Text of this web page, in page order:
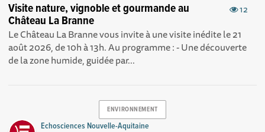
12
Visite nature, vignoble et gourmande au
Château La Branne
Le Château La Branne vous invite à une visite inédite le 21
août 2026, de 10h à 13h. Au programme : - Une découverte
de la zone humide, guidée par...
ENVIRONNEMENT
Echosciences Nouvelle-Aquitaine